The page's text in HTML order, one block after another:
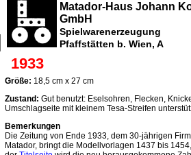
Matador-Haus Johann
GmbH
Spielwarenerzeugung
Pfaffstätten b. Wien, A
1933
Größe: 18,5 cm x 27 cm
Zustand: Gut benutzt: Eselsohren, Flecken,
Umschlagseite mit kleinem Tesa-Streifen
Bemerkungen
Die Zeitung von Ende 1933, dem 30-jährigen
Matador, bringt die Modellvorlagen 1437 bis